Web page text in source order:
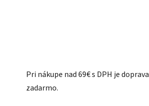
Pri nákupe nad 69€ s DPH je doprava
zadarmo.